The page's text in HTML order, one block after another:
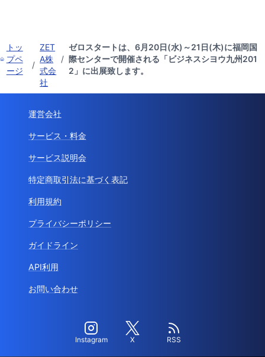
トッ
プペ
ージ
/
ZET
A株
式会
社
/
ゼロスタートは、6月20日(水)～21日(木)に福岡国
際センターで開催される「ビジネスシヨウ九州201
2」に出展致します。
運営会社
サービス・料金
サービス説明会
特定商取引法に基づく表記
利用規約
プライバシーポリシー
ガイドライン
API利用
お問い合わせ
Instagram X RSS